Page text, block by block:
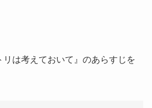
リは考えておいて』のあらすじを